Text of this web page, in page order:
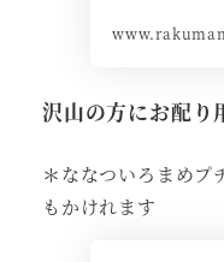
沢山の方にお配り
＊ななついろまめプ
もかけれます